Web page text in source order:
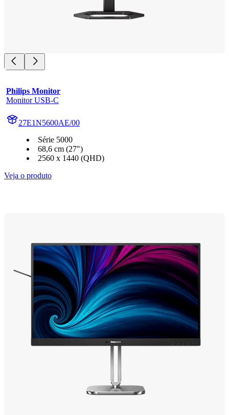
Philips Monitor
Monitor USB-C
27E1N5600AE/00
Série 5000
68,6 cm (27")
2560 x 1440 (QHD)
Veja o produto